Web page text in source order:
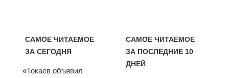
САМОЕ ЧИТАЕМОЕ
ЗА СЕГОДНЯ
«Токаев объявил
САМОЕ ЧИТАЕМОЕ
ЗА ПОСЛЕДНИЕ 10
ДНЕЙ